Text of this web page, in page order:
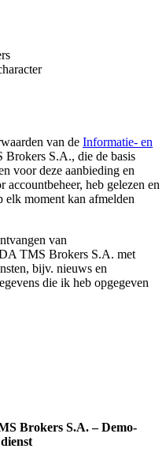
van de Informatie- en
S.A., die de basis
voor deze aanbieding en
heb gelezen en
elk moment kan afmelden
van
TMS Brokers S.A. met
bijv. nieuws en
die ik heb opgegeven
Brokers S.A. – Demo-